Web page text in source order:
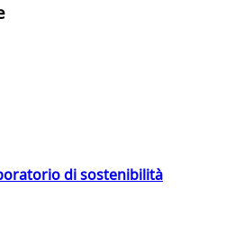
di sostenibilità